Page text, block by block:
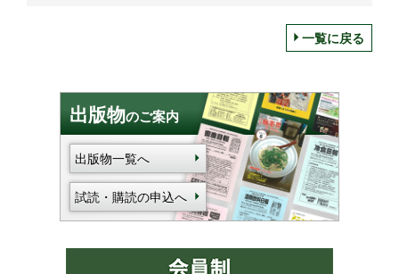
一覧に戻る
出版物のご案内
出版物一覧へ
試読・購読の申込へ